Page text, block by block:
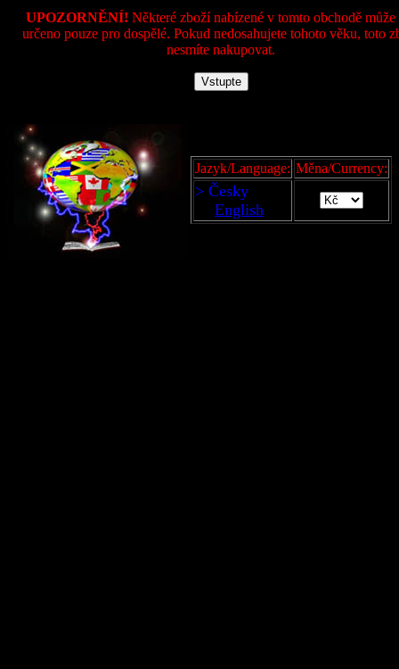
UPOZORNĚNÍ! Některé zboží nabízené v tomto obchodě může
určeno pouze pro dospělé. Pokud nedosahujete tohoto věku, toto
nesmíte nakupovat.
Jazyk/Language: Měna/Currency:
> Česky
English